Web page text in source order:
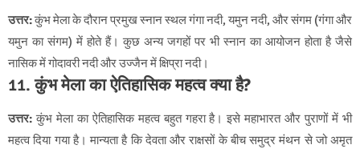
उत्तर:कुंभ मेला के दौरान प्रमुख स्नान स्थल गंगा नदी, यमुन नदी, और संगम (गंगा और
यमुन का संगम) में होते हैं। कुछ अन्य जगहों पर भी स्नान का आयोजन होता है जैसे
नासिक में गोदावरी नदी और उज्जैन में क्षिप्रा नदी।
11.कुंभ मेला का ऐतिहासिक महत्व क्या है?
उत्तर: कुंभ मेला का ऐतिहासिक महत्व बहुत गहरा है। इसे महाभारत और पुराणों में भी
महत्व दिया गया है। मान्यता है कि देवता और राक्षसों के बीच समुद्र मंथन से जो अमृत